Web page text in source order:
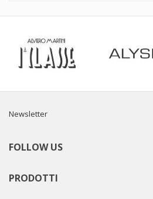
Newsletter
FOLLOW US
PRODOTTI